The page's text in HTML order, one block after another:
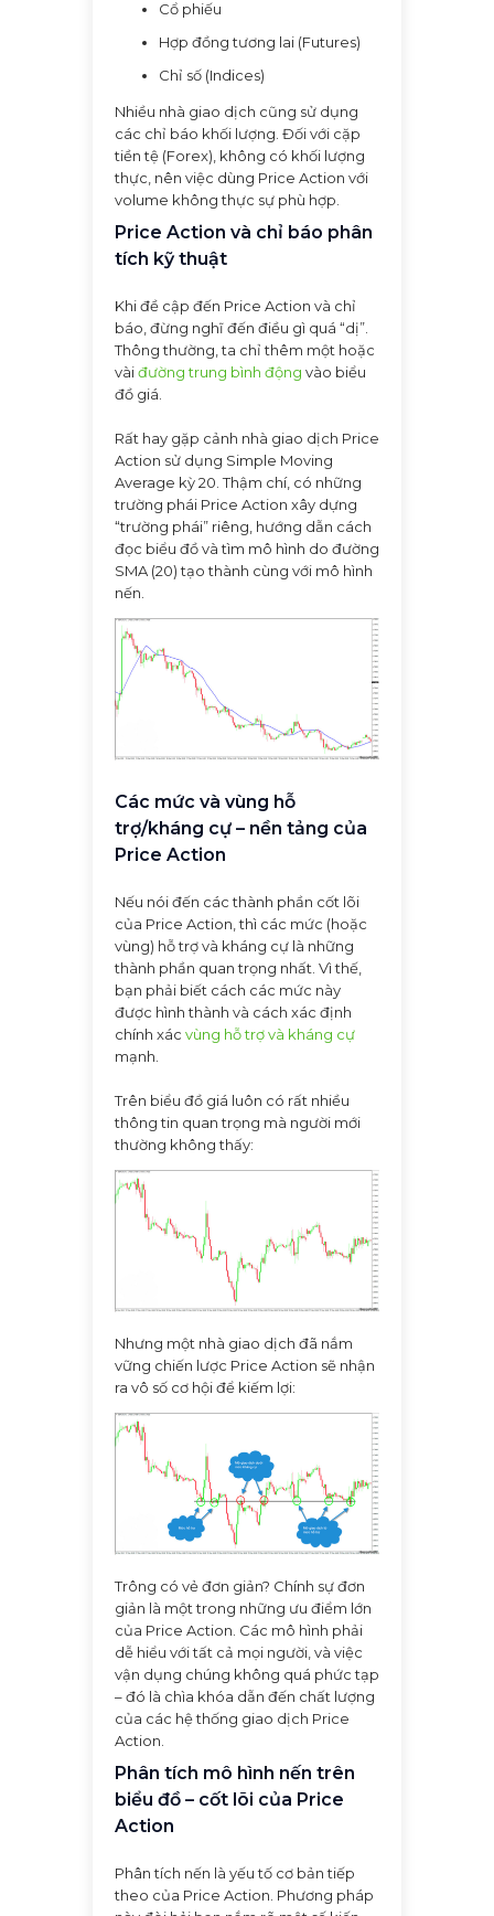
Cổ phiếu
Hợp đồng tương lai (Futures)
Chỉ số (Indices)
Nhiều nhà giao dịch cũng sử dụng
các chỉ báo khối lượng. Đối với cặp
tiền tệ (Forex), không có khối lượng
thực, nên việc dùng Price Action với
volume không thực sự phù hợp.
Price Action và chỉ báo phân
tích kỹ thuật
Khi đề cập đến Price Action và chỉ
báo, đừng nghĩ đến điều gì quá “dị”.
Thông thường, ta chỉ thêm một hoặc
vàiđường trung bình động vào biểu
đồ giá.
Rất hay gặp cảnh nhà giao dịch Price
Action sử dụng Simple Moving
Average kỳ 20. Thậm chí, có những
trường phái Price Action xây dựng
“trường phái” riêng, hướng dẫn cách
đọc biểu đồ và tìm mô hình do đường
SMA (20) tạo thành cùng với mô hình
nến.
Các mức và vùng hỗ
trợ/kháng cự – nền tảng của
Price Action
Nếu nói đến các thành phần cốt lõi
của Price Action, thì các mức (hoặc
vùng) hỗ trợ và kháng cự là những
thành phần quan trọng nhất. Vì thế,
bạn phải biết cách các mức này
được hình thành và cách xác định
chính xác vùng hỗ trợ và kháng cự
mạnh.
Trên biểu đồ giá luôn có rất nhiều
thông tin quan trọng mà người mới
thường không thấy:
Nhưng một nhà giao dịch đã nắm
vững chiến lược Price Action sẽ nhận
ra vô số cơ hội để kiếm lợi:
Trông có vẻ đơn giản? Chính sự đơn
giản là một trong những ưu điểm lớn
của Price Action. Các mô hình phải
dễ hiểu với tất cả mọi người, và việc
vận dụng chúng không quá phức tạp
– đó là chìa khóa dẫn đến chất lượng
của các hệ thống giao dịch Price
Action.
Phân tích mô hình nến trên
biểu đồ – cốt lõi của Price
Action
Phân tích nến là yếu tố cơ bản tiếp
theo của Price Action. Phương pháp